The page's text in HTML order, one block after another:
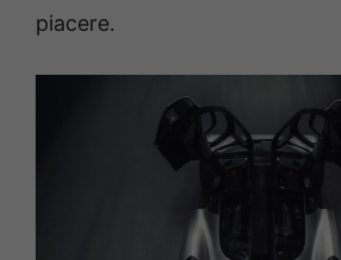
piacere.